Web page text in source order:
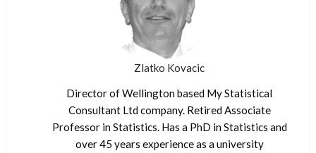
Zlatko Kovacic
Director of Wellington based My Statistical
Consultant Ltd company. Retired Associate
Professor in Statistics. Has a PhD in Statistics and
over 45 years experience as a university